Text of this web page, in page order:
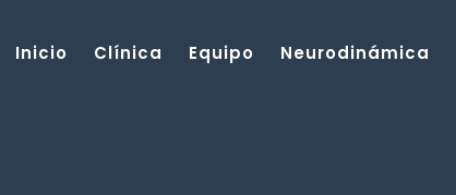
Inicio Clínica Equipo Neurodinámica